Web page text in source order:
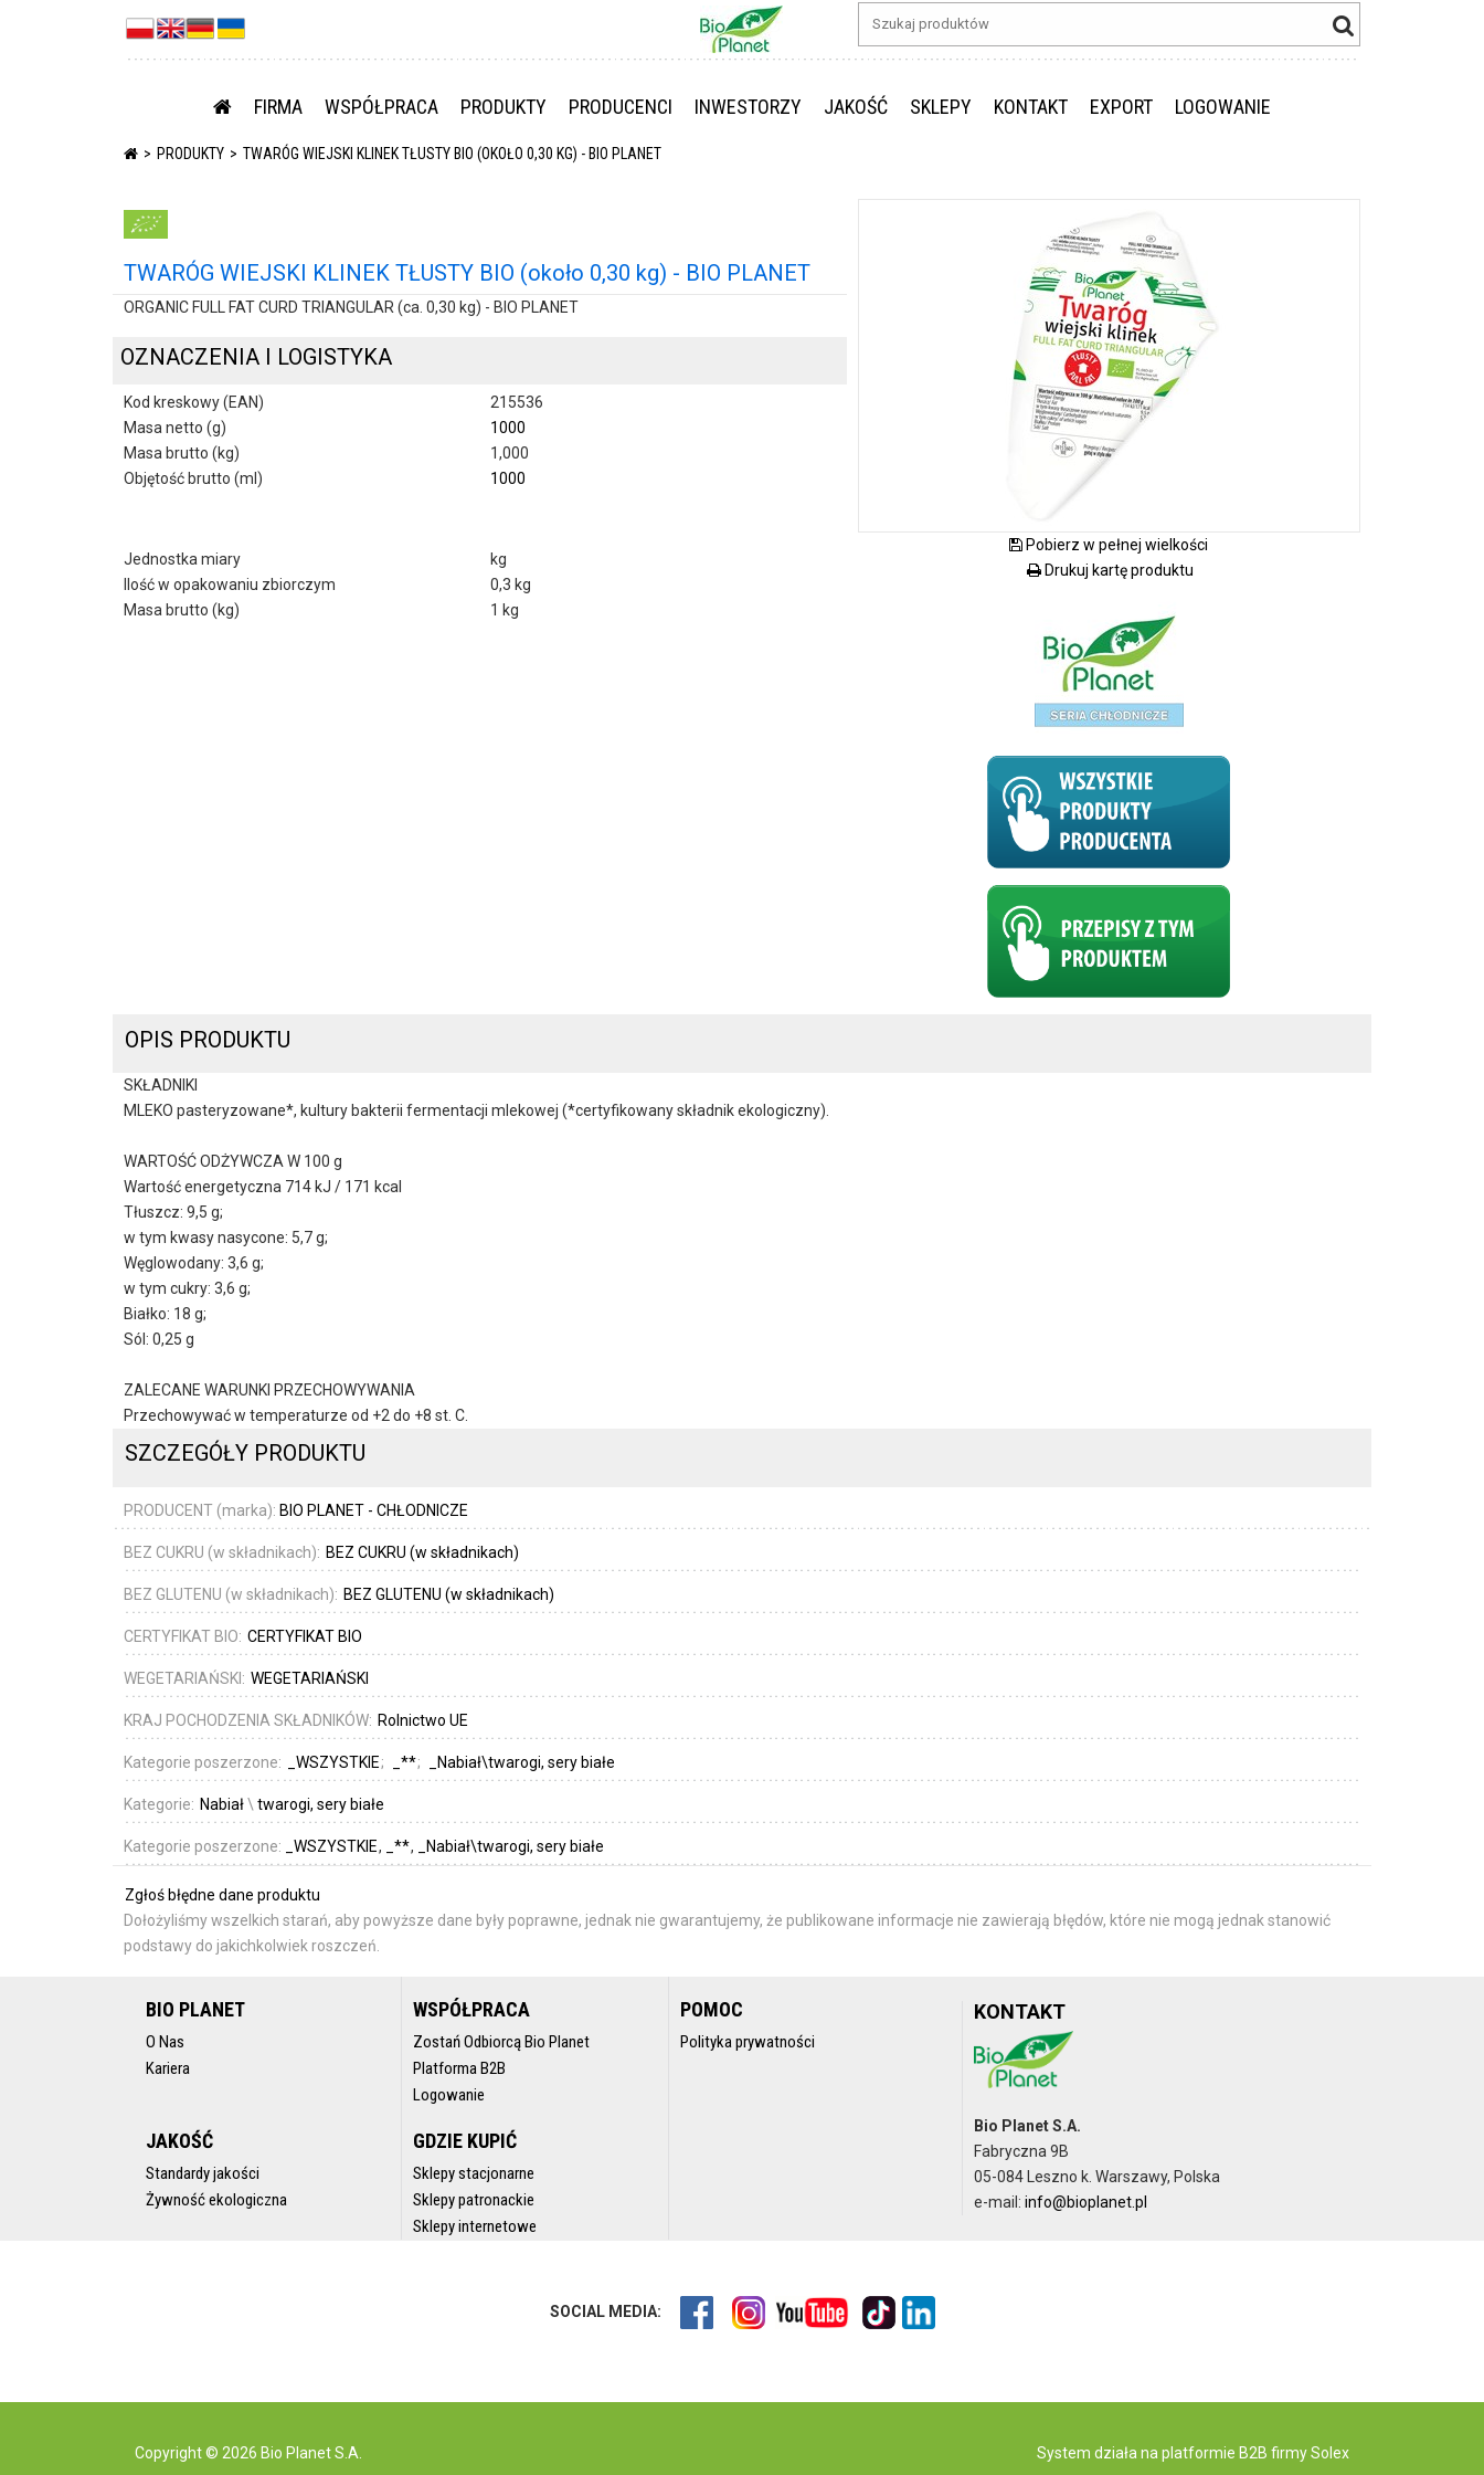
FIRMA WSPÓŁPRACA PRODUKTY PRODUCENCI INWESTORZY JAKOŚĆ SKLEPY KONTAKT EXPORT LOGOWANIE
PRODUKTY TWARÓG WIEJSKI KLINEK TŁUSTY BIO (OKOŁO 0,30 KG) - BIO PLANET
TWARÓG WIEJSKI KLINEK TŁUSTY BIO (około 0,30 kg) - BIO PLANET
ORGANIC FULL FAT CURD TRIANGULAR (ca. 0,30 kg) - BIO PLANET
OZNACZENIA I LOGISTYKA
Kod kreskowy (EAN)
215536
Masa netto (g)
1000
Masa brutto (kg)
1,000
Objętość brutto (ml)
1000
Jednostka miary
kg
Ilość w opakowaniu zbiorczym
0,3 kg
Masa brutto (kg)
1 kg
Pobierz w pełnej wielkości
Drukuj kartę produktu
OPIS PRODUKTU
SKŁADNIKI
MLEKO pasteryzowane*, kultury bakterii fermentacji mlekowej (*certyfikowany składnik ekologiczny).
WARTOŚĆ ODŻYWCZA W 100 g
Wartość energetyczna 714 kJ / 171 kcal
Tłuszcz: 9,5 g;
w tym kwasy nasycone: 5,7 g;
Węglowodany: 3,6 g;
w tym cukry: 3,6 g;
Białko: 18 g;
Sól: 0,25 g
ZALECANE WARUNKI PRZECHOWYWANIA
Przechowywać w temperaturze od +2 do +8 st. C.
SZCZEGÓŁY PRODUKTU
PRODUCENT (marka): BIO PLANET - CHŁODNICZE
BEZ CUKRU (w składnikach): BEZ CUKRU (w składnikach)
BEZ GLUTENU (w składnikach): BEZ GLUTENU (w składnikach)
CERTYFIKAT BIO: CERTYFIKAT BIO
WEGETARIAŃSKI: WEGETARIAŃSKI
KRAJ POCHODZENIA SKŁADNIKÓW: Rolnictwo UE
Kategorie poszerzone: _WSZYSTKIE _** _Nabiał\twarogi, sery białe
Kategorie: Nabiał\ twarogi, sery białe
Kategorie poszerzone: _WSZYSTKIE _** _Nabiał\twarogi, sery białe
Zgłoś błędne dane produktu
Dołożyliśmy wszelkich starań, aby powyższe dane były poprawne, jednak nie gwarantujemy, że publikowane informacje nie zawierają błędów, które nie mogą jednak stanowić
podstawy do jakichkolwiek roszczeń.
BIO PLANET
O Nas
Kariera
WSPÓŁPRACA
Zostań Odbiorcą Bio Planet
Platforma B2B
Logowanie
POMOC
Polityka prywatności
JAKOŚĆ
Standardy jakości
Żywność ekologiczna
GDZIE KUPIĆ
Sklepy stacjonarne
Sklepy patronackie
Sklepy internetowe
KONTAKT
Bio Planet S.A.
Fabryczna 9B
05-084 Leszno k. Warszawy, Polska
e-mail:info@bioplanet.pl
SOCIAL MEDIA:
Copyright © 2026 Bio Planet S.A. System działa na platformie B2B firmy Solex